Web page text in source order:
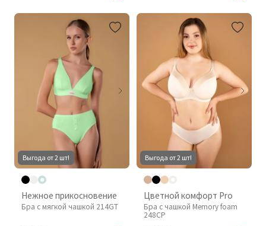
Выгода от 2 шт!
Нежное прикосновение
Бра с мягкой чашкой 214GT
Выгода от 2 шт!
Цветной комфорт Pro
Бра с чашкой Memory foam
248CP